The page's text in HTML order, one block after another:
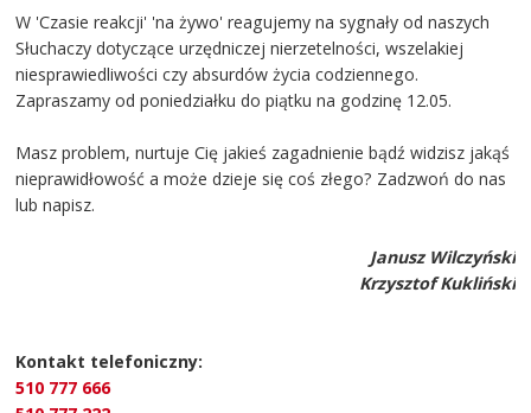
W 'Czasie reakcji' 'na żywo' reagujemy na sygnały od naszych
Słuchaczy dotyczące urzędniczej nierzetelności, wszelakiej
niesprawiedliwości czy absurdów życia codziennego.
Zapraszamy od poniedziałku do piątku na godzinę 12.05.
Masz problem, nurtuje Cię jakieś zagadnienie bądź widzisz jakąś
nieprawidłowość a może dzieje się coś złego? Zadzwoń do nas
lub napisz.
Janusz Wilczyński
Krzysztof Kukliński
Kontakt telefoniczny:
510 777 666